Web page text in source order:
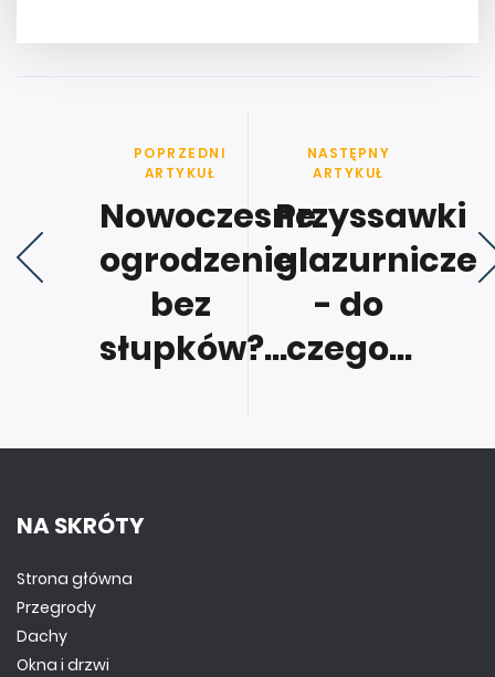
POPRZEDNI
ARTYKUŁ
Nowoczesne
ogrodzenie
bez
słupków?...
NASTĘPNY
ARTYKUŁ
Przyssawki
glazurnicze
- do
czego...
NA SKRÓTY
Strona główna
Przegrody
Dachy
Okna i drzwi